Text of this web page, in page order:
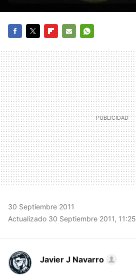
MAIL
30 Septiembre 2011
Actualizado 30 Septiembre 2011, 11:25
Javier J Navarro